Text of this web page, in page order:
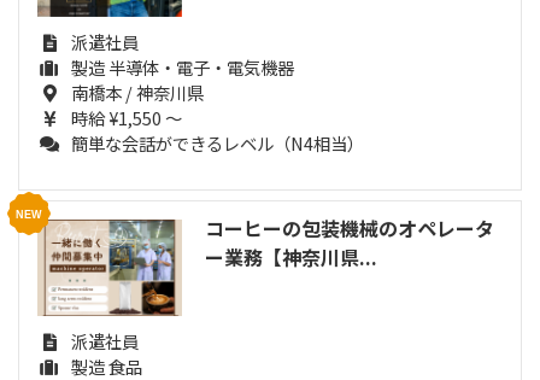
派遣社員
製造 半導体・電子・電気機器
南橋本 / 神奈川県
時給 ¥1,550 ～
簡単な会話ができるレベル（N4相当）
コーヒーの包装機械のオペレータ
ー業務【神奈川県...
派遣社員
製造 食品